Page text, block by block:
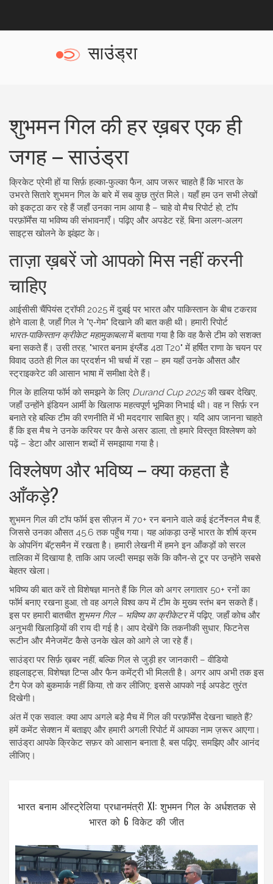
शुभमन गिल की हर ख़बर एक ही
जगह – साउंड्रा
क्रिकेट प्रेमी हों या सिर्फ़ हल्का‑फुल्का फैन, आप जरूर चाहते हैं कि भारत के
उभरते सितारे शुभमन गिल के बारे में सब कुछ तुरंत मिले। यहाँ हम उन सभी लेखों
को इकट्ठा कर रहे हैं जहाँ उनका नाम आया है – चाहे वो मैच रिपोर्ट हो, टॉप
परफ़ॉर्मेंस या भविष्य की संभावनाएँ। पढ़िए और अपडेट रहें, बिना अलग‑अलग
साइट्स खोलने के झंझट के।
ताज़ा ख़बरें जो आपको मिस नहीं करनी
चाहिए
आईसीसी चैंपियंस ट्रॉफी 2025 में दुबई पर भारत और पाकिस्तान के बीच टकराव
होने वाला है, जहाँ गिल ने "ए‑गेम" दिखाने की बात कही थी। हमारी रिपोर्ट
भारत‑पाकिस्तान क्रीकेट महामुकाबलामें बताया गया है कि वह कैसे टीम को सशक्त
बना सकते हैं। उसी तरह, "भारत बनाम इंग्लैंड 4ठा T20" में हर्षित राणा के चयन पर
विवाद उठते ही गिल का प्रदर्शन भी चर्चा में रहा – हम यहाँ उनके औसत और
स्ट्राइकरेट की आसान भाषा में समीक्षा देते हैं।
गिल के हालिया फॉर्म को समझने के लिए Durand Cup 2025की खबर देखिए,
जहाँ उन्होंने इंडियन आर्मी के खिलाफ महत्वपूर्ण भूमिका निभाई थी। वह न सिर्फ़ रन
बनाते रहे बल्कि टीम की रणनीति में भी मददगार साबित हुए। यदि आप जानना चाहते
हैं कि इस मैच ने उनके करियर पर कैसे असर डाला, तो हमारे विस्तृत विश्लेषण को
पढ़ें – डेटा और आसान शब्दों में समझाया गया है।
विश्लेषण और भविष्य – क्या कहता है
आँकड़े?
शुभमन गिल की टॉप फॉर्म इस सीज़न में 70+ रन बनाने वाले कई इंटर्नेश्नल मैच हैं,
जिससे उनका औसत 45.6 तक पहुँच गया। यह आंकड़ा उन्हें भारत के शीर्ष क्रम
के ओपनिंग बॅट्समैन में रखता है। हमारी लेखनी में हमने इन आँकड़ों को सरल
तालिका में दिखाया है, ताकि आप जल्दी समझ सकें कि कौन‑से टूर पर उन्होंने सबसे
बेहतर खेला।
भविष्य की बात करें तो विशेषज्ञ मानते हैं कि गिल को अगर लगातार 50+ रनों का
फॉर्म बनाए रखना हुआ, तो वह अगले विश्व कप में टीम के मुख्य स्तंभ बन सकते हैं।
इस पर हमारी बातचीत शुभमन गिल – भविष्य का क्रीकेटरमें पढ़िए, जहाँ कोच और
अनुभवी खिलाड़ियों की राय दी गई है। आप देखेंगे कि तकनीकी सुधार, फिटनेस
रूटीन और मैनेजमेंट कैसे उनके खेल को आगे ले जा रहे हैं।
साउंड्रा पर सिर्फ़ ख़बर नहीं, बल्कि गिल से जुड़ी हर जानकारी – वीडियो
हाइलाइट्स, विशेषज्ञ टिप्स और फैन कमेंट्री भी मिलती है। अगर आप अभी तक इस
टैग पेज को बुकमार्क नहीं किया, तो कर लीजिए; इससे आपको नई अपडेट तुरंत
दिखेगी।
अंत में एक सवाल: क्या आप अगले बड़े मैच में गिल की परफ़ॉर्मेंस देखना चाहते हैं?
हमें कमेंट सेक्शन में बताइए और हमारी अगली रिपोर्ट में आपका नाम ज़रूर आएगा।
साउंड्रा आपके क्रिकेट सफ़र को आसान बनाता है, बस पढ़िए, समझिए और आनंद
लीजिए।
भारत बनाम ऑस्ट्रेलिया प्रधानमंत्री XI: शुभमन गिल के अर्धशतक से
भारत को 6 विकेट की जीत